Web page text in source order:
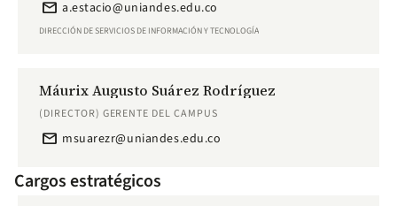
email a.estacio@uniandes.edu.co
DIRECCIÓN DE SERVICIOS DE INFORMACIÓN Y TECNOLOGÍA
Máurix Augusto Suárez Rodríguez
(DIRECTOR) GERENTE DEL CAMPUS
email msuarezr@uniandes.edu.co
Cargos estratégicos